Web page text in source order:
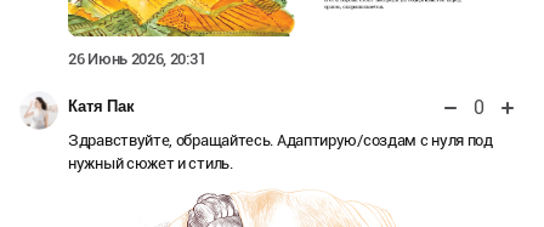
26 Июнь 2026, 20:31
Катя Пак 0
Здравствуйте, обращайтесь. Адаптирую/создам с нуля под
нужный сюжет и стиль.